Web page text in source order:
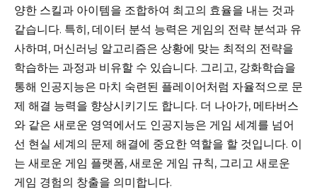
양한 스킬과 아이템을 조합하여 최고의 효율을 내는 것과
같습니다. 특히, 데이터 분석 능력은 게임의 전략 분석과 유
사하며, 머신러닝 알고리즘은 상황에 맞는 최적의 전략을
학습하는 과정과 비유할 수 있습니다. 그리고, 강화학습을
통해 인공지능은 마치 숙련된 플레이어처럼 자율적으로 문
제 해결 능력을 향상시키기도 합니다. 더 나아가, 메타버스
와 같은 새로운 영역에서도 인공지능은 게임 세계를 넘어
선 현실 세계의 문제 해결에 중요한 역할을 할 것입니다. 이
는 새로운 게임 플랫폼, 새로운 게임 규칙, 그리고 새로운
게임 경험의 창출을 의미합니다.